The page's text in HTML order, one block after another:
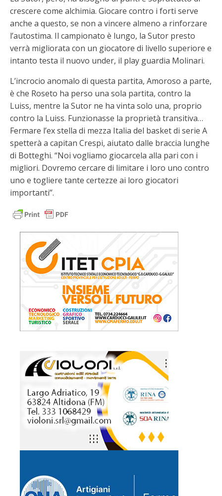
crescere come alchimia. Giocare contro i forti serve
anche a questo, se non a vincere almeno a rinforzare
l’autostima. Il campionato è lungo, la Sutor presto
verrà migliorata con un giocatore di livello superiore e
intanto testa il nuovo under, il play guardia Molinari.
L’incrocio anomalo di questa partita, Amoroso a parte,
è che Roseto ha perso una sola partita, contro la
Luiss, mentre la Sutor ne ha vinta solo una, proprio
contro la Luiss. Funzionasse la proprietà transitiva…
Fermare l’ex stella di mezza Italia del basket di serie A
spetterà a capitan Crespi, aiutato dalle braccia lunghe
di Botteghi. “Noi vogliamo giocarcela alla pari con i
migliori. Dovremo cercare di limitare i loro uno contro
uno e togliere tante certezze ai loro giocatori
importanti”.